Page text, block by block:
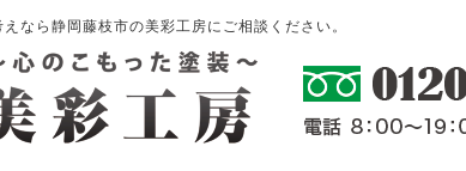
なら静岡藤枝市の美彩工房にご相談ください。